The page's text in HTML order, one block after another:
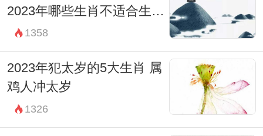
2023年哪些生肖不适合生孩
子 1358
2023年犯太岁的5大生肖 属
鸡人冲太岁
1326